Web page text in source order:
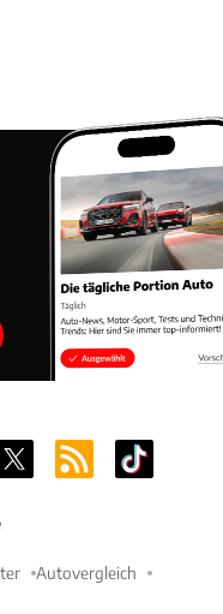
Autovergleich